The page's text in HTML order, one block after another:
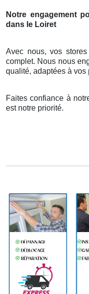
Notre engagement
dans le Loiret
Avec nous, vos stores
complet. Nous nous
qualité, adaptées à vos
Faites confiance à
est notre priorité.